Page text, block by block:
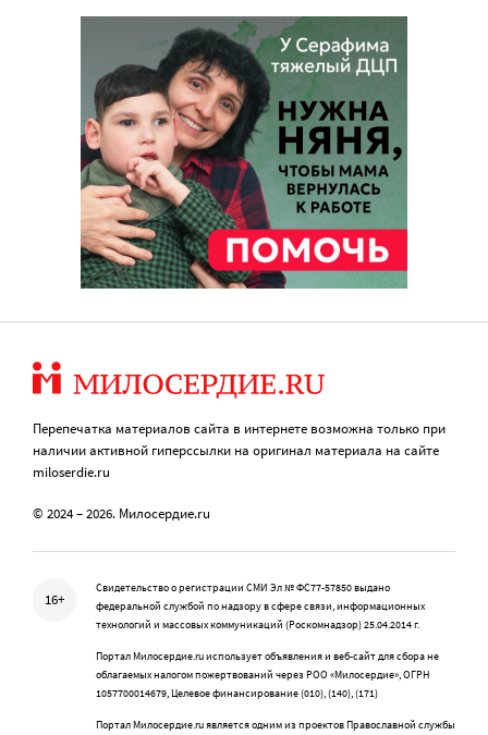
Перепечатка материалов сайта в интернете возможна только при
наличии активной гиперссылки на оригинал материала на сайте
miloserdie.ru
© 2024 – 2026. Милосердие.ru
16+
Свидетельство о регистрации СМИ Эл № ФС77-57850 выдано
федеральной службой по надзору в сфере связи, информационных
технологий и массовых коммуникаций (Роскомнадзор) 25.04.2014 г.
Портал Милосердие.ru использует объявления и веб-сайт для сбора не
облагаемых налогом пожертвований через РОО «Милосердие», ОГРН
1057700014679, Целевое финансирование (010), (140), (171)
Портал Милосердие.ru является одним из проектов Православной службы